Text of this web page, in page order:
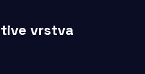
vrstva